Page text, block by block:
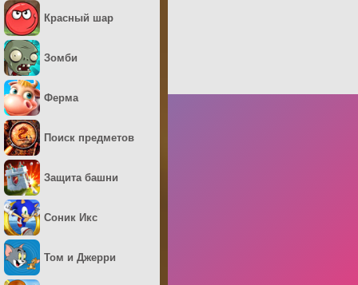
Красный шар
Зомби
Ферма
Поиск предметов
Защита башни
Соник Икс
Том и Джерри